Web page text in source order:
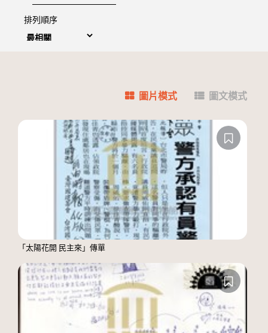
排列順序
圖片模式 圖文模式
「太陽花開 民主來」傳單